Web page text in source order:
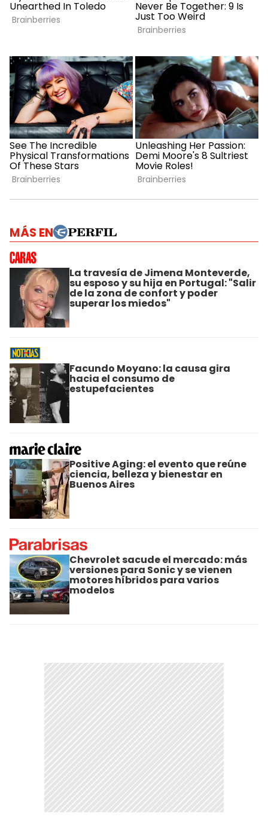
MÁS EN
La travesía de Jimena Monteverde,
su esposo y su hija en Portugal: "Salir
de la zona de confort y poder
superar los miedos"
Facundo Moyano: la causa gira
hacia el consumo de
estupefacientes
Positive Aging: el evento que reúne
ciencia, belleza y bienestar en
Buenos Aires
Chevrolet sacude el mercado: más
versiones para Sonic y se vienen
motores híbridos para varios
modelos